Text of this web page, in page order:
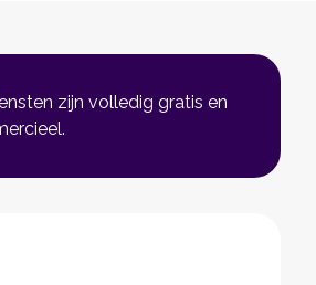
zijn volledig gratis en